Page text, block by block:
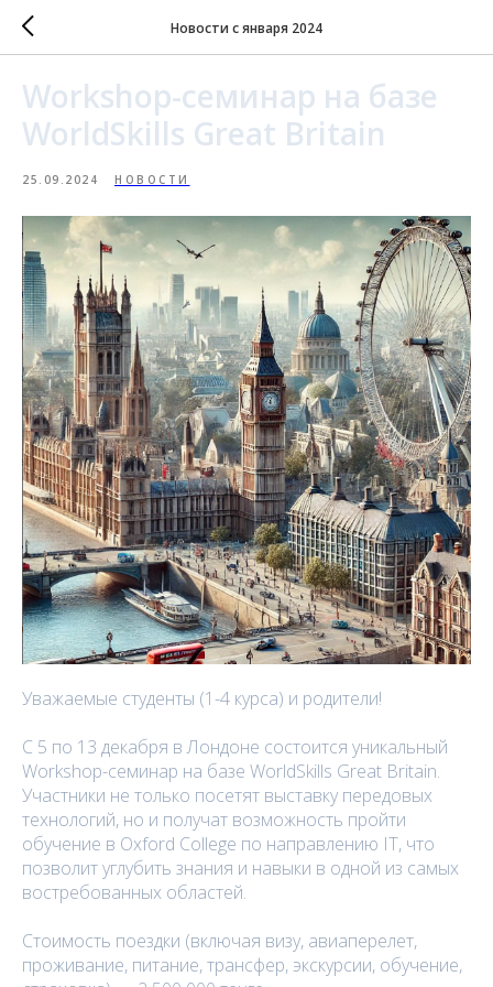
Новости с января 2024
Workshop-семинар на базе
WorldSkills Great Britain
25.09.2024 НОВОСТИ
Уважаемые студенты (1-4 курса) и родители!
С 5 по 13 декабря в Лондоне состоится уникальный
Workshop-семинар на базе WorldSkills Great Britain.
Участники не только посетят выставку передовых
технологий, но и получат возможность пройти
обучение в Oxford College по направлению IT, что
позволит углубить знания и навыки в одной из самых
востребованных областей.
Стоимость поездки (включая визу, авиаперелет,
проживание, питание, трансфер, экскурсии, обучение,